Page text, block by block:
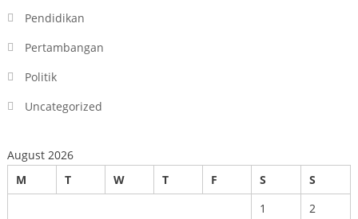
Pendidikan
Pertambangan
Politik
Uncategorized
August 2026
M
T W T F S
S
1
2